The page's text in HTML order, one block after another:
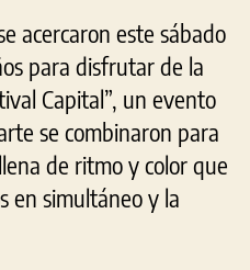
acercaron este sábado
para disfrutar de la
Capital”, un evento
se combinaron para
de ritmo y color que
en simultáneo y la